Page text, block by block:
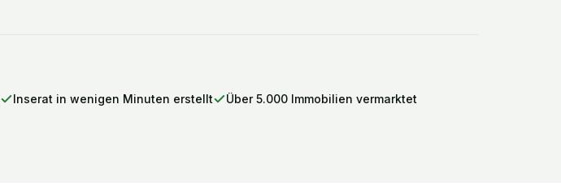
Inserat in wenigen Minuten erstellt Über 5.000 Immobilien vermarktet